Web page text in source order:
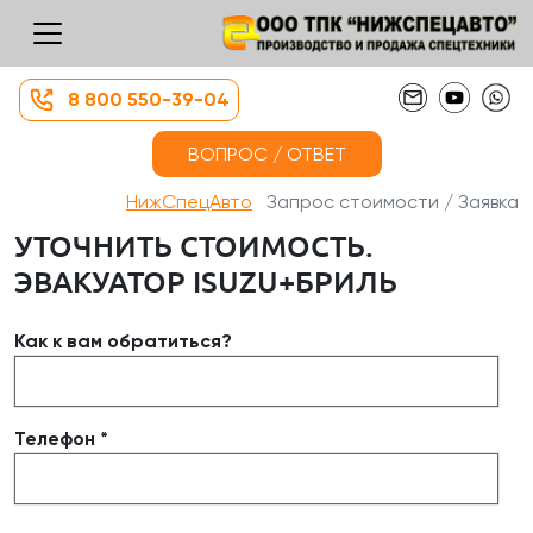
8 800 550-39-04
ВОПРОС / ОТВЕТ
НижСпецАвто Запрос стоимости / Заявка
УТОЧНИТЬ СТОИМОСТЬ.
ЭВАКУАТОР ISUZU+БРИЛЬ
Как к вам обратиться?
Телефон *